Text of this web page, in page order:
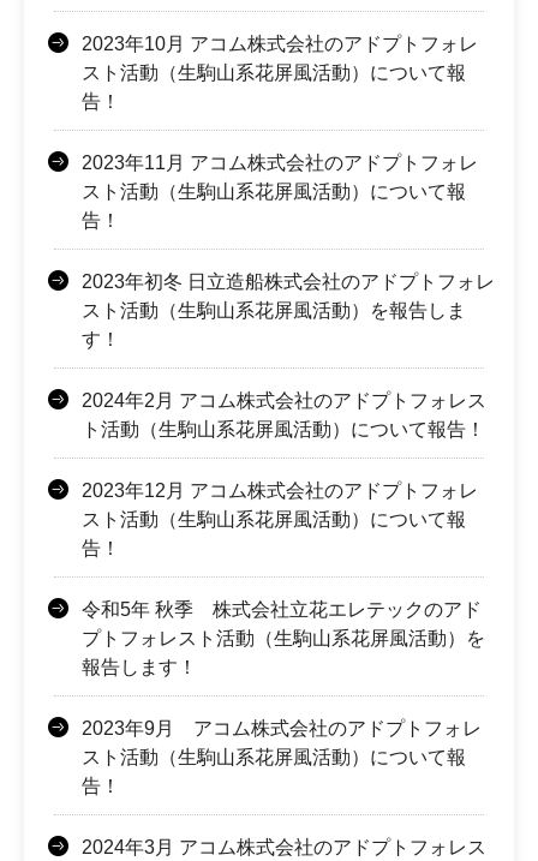
2023年10月 アコム株式会社のアドプトフォレ
スト活動（生駒山系花屏風活動）について報
告！
2023年11月 アコム株式会社のアドプトフォレ
スト活動（生駒山系花屏風活動）について報
告！
2023年初冬 日立造船株式会社のアドプトフォレ
スト活動（生駒山系花屏風活動）を報告しま
す！
2024年2月 アコム株式会社のアドプトフォレス
ト活動（生駒山系花屏風活動）について報告！
2023年12月 アコム株式会社のアドプトフォレ
スト活動（生駒山系花屏風活動）について報
告！
令和5年 秋季 株式会社立花エレテックのアド
プトフォレスト活動（生駒山系花屏風活動）を
報告します！
2023年9月 アコム株式会社のアドプトフォレ
スト活動（生駒山系花屏風活動）について報
告！
2024年3月 アコム株式会社のアドプトフォレス